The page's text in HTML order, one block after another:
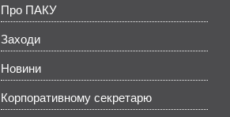
Про ПАКУ
Заходи
Новини
Корпоративному секретарю